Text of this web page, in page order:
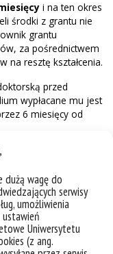
dużą wagę do
serwisy
umożliwienia
Uniwersytetu
(z ang.
i na ten okres
środki z grantu nie
grantu
za pośrednictwem
na resztę kształcenia.
przed
wypłacane mu jest
6 miesięcy od
brutto
pokrycie kosztów
(tzw. koszty
SD informację o
oddzielne
od wysokości